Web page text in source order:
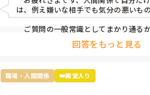
そんなある日のことです。看護師N
行ってきたのでお土産をみんなの連絡
スの中に入れあったんですが、私のと
ていなかったですね。
まあ、もらったところでお礼を言わな
思うと貰わなくてよかったな。と思う
は、例え嫌いな相手でも気分の悪いもの
ご質問の一般常識としてまかり通る
が、まかり通りはするけど別の意味で
思います。つまり、お土産誰に配るか
ントに相当するということです。とはい
れてた」可能性も否定できませんし、
回答をもっと見る
職場・人間関係 👑殿堂入り